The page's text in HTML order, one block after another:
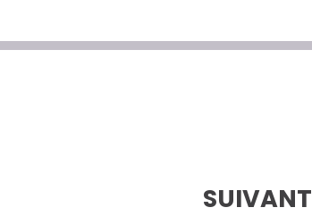
SUIVANT